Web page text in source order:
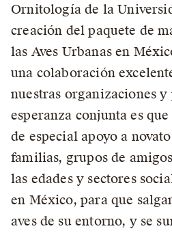
Ornitología de la
creación del paquete de
las Aves Urbanas en
una colaboración
nuestras organizaciones
esperanza conjunta es
de especial apoyo a
familias, grupos de
las edades y sectores
en México, para que
aves de su entorno, y se